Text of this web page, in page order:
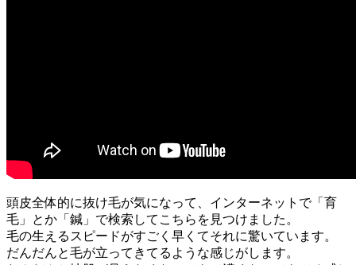
頭皮全体的に抜け毛が気になって、インターネットで「育
毛」とか「鍼」で検索してこちらを見つけました。
毛の生えるスピードがすごく早くてそれに驚いています。
だんだんと毛が立ってきてるような感じがします。